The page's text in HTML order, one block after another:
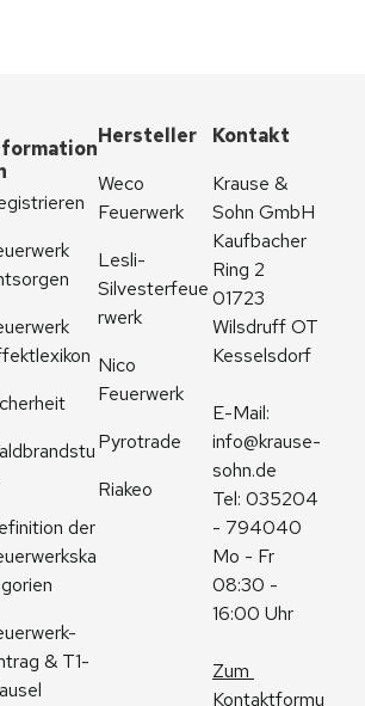
der
& T1-
Hersteller
Weco
Feuerwerk
Lesli-
Silvesterfeue
rwerk
Nico
Feuerwerk
Pyrotrade
Riakeo
Kontakt
Krause &
Sohn GmbH
Kaufbacher
Ring 2
01723
Wilsdruff OT
Kesselsdorf
info@krause-
sohn.de
Tel: 035204
- 794040
Mo - Fr
08:30 -
16:00 Uhr
Zum
Kontaktformu